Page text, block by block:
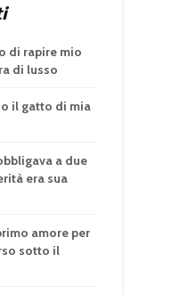
di rapire mio
di lusso
il gatto di mia
a due
era sua
amore per
sotto il